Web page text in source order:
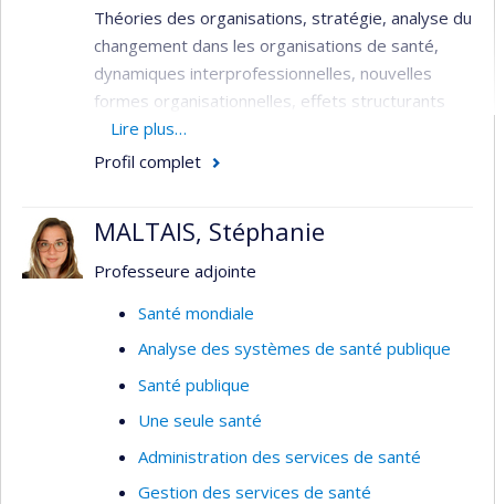
urbains et de la qualité de l’air sur la
mortalité.
D’autres travaux méthodologiques
économétriques de modélisation hédonique
comme outil de caractérisation des
les comportements liés à la santé et la
santé des populations.
géomatique; systèmes d'information
géographique; analyse spatiale; cartographie des
maladies
Théories des organisations, stratégie, analyse du
changement dans les organisations de santé,
dynamiques interprofessionnelles, nouvelles
formes organisationnelles, effets structurants
des NTIC dans les transformations des
processus de soins et services.
Lire plus…
Profil complet
MALTAIS, Stéphanie
Professeure adjointe
Santé mondiale
Analyse des systèmes de santé publique
Santé publique
Une seule santé
Administration des services de santé
Gestion des services de santé